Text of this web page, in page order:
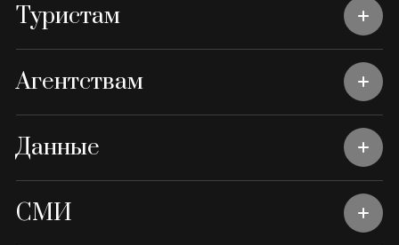
Туристам
Агентствам
Данные
СМИ